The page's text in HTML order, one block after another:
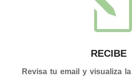
RECIBE
Revisa tu email y visualiza